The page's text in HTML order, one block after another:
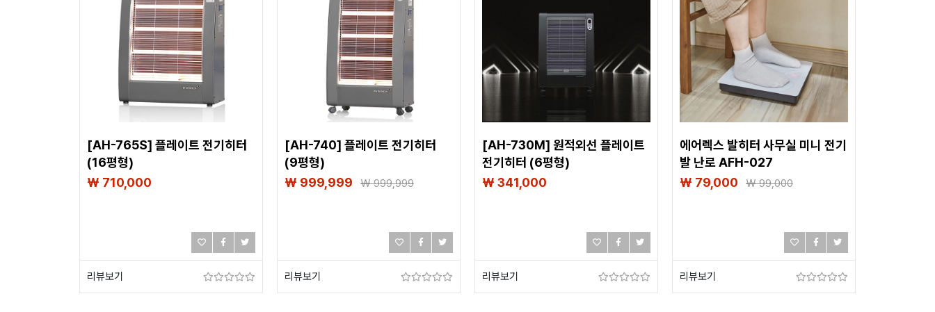
[AH-765S] 플레이트 전기히터
(16평형)
₩ 710,000
리뷰보기
[AH-740] 플레이트 전기히터
(9평형)
₩ 999,999
₩999,999
리뷰보기
[AH-730M] 원적외선 플레이트
전기히터 (6평형)
₩ 341,000
리뷰보기
에어렉스 발히터 사무실 미니 전기
발 난로 AFH-027
₩ 79,000
₩99,000
리뷰보기